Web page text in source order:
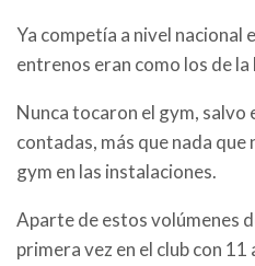
Ya competía a nivel nacional
entrenos eran como los de la
Nunca tocaron el gym, salvo
contadas, más que nada que
gym en las instalaciones.
Aparte de estos volúmenes
primera vez en el club con